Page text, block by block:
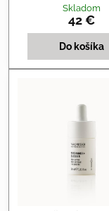
Skladom
42 €
Do košíka